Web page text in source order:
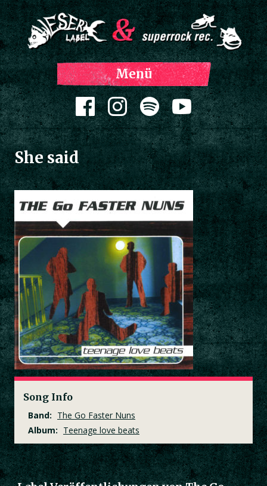
Menü
Zum Inhalt springen
She said
Song Info
Band: The Go Faster Nuns
Album: Teenage love beats